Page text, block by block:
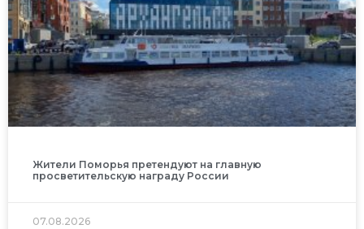
Жители Поморья претендуют на главную
просветительскую награду России
07.08.2026